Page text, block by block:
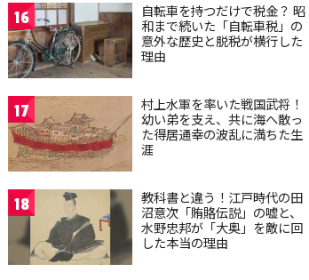
16
自転車を持つだけで税金？ 昭
和まで続いた「自転車税」の
意外な歴史と脱税が横行した
理由
17
村上水軍を率いた戦国武将！
幼い弟を支え、共に海へ散っ
た得居通幸の波乱に満ちた生
涯
18
教科書と違う！江戸時代の田
沼意次「賄賂伝説」の嘘と、
水野忠邦が「大奥」を敵に回
した本当の理由